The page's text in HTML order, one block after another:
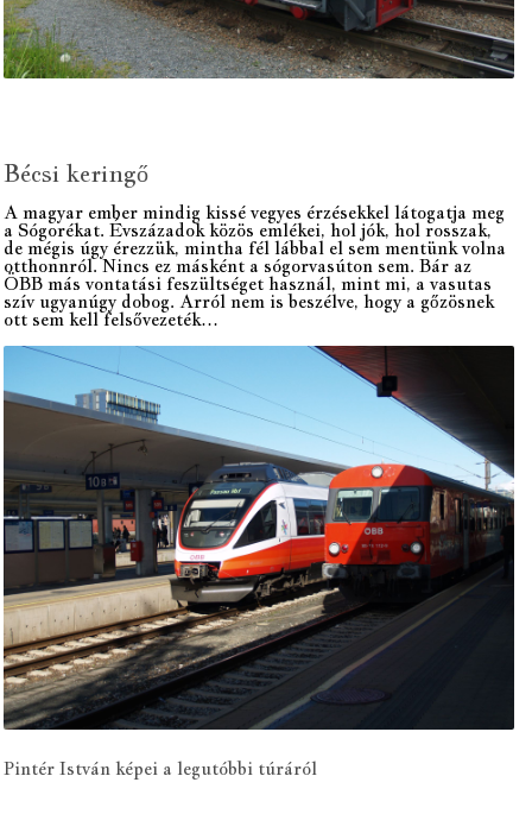
Bécsi keringő
A magyar ember mindig kissé vegyes érzésekkel látogatja meg
a Sógorékat. Évszázadok közös emlékei, hol jók, hol rosszak,
de mégis úgy érezzük, mintha fél lábbal el sem mentünk volna
otthonnról. Nincs ez másként a sógorvasúton sem. Bár az
ÖBB más vontatási feszültséget használ, mint mi, a vasutas
szív ugyanúgy dobog. Arról nem is beszélve, hogy a gőzösnek
ott sem kell felsővezeték…
Pintér István képei a legutóbbi túráról